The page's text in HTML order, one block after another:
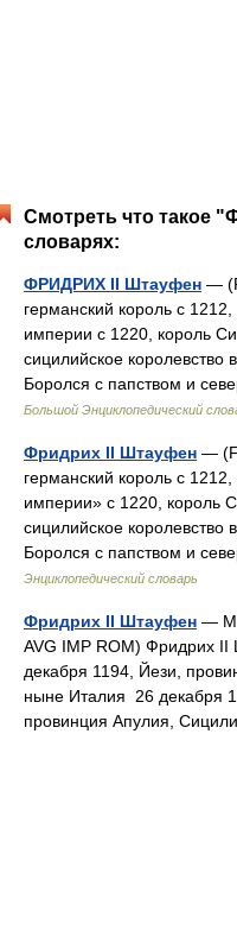
Смотреть что такое
словарях:
ФРИДРИХ II Штауфен —
германский король с
империи с 1220, король
сицилийское королевство
Боролся с папством и
Большой Энциклопедический
Фридрих II Штауфен —
германский король с
империи» с 1220, король
сицилийское королевство
Боролся с папством и
Энциклопедический словарь
Фридрих II Штауфен —
AVG IMP ROM) Фридрих
декабря 1194, Йези,
ныне Италия 26 декабря
провинция Апулия,